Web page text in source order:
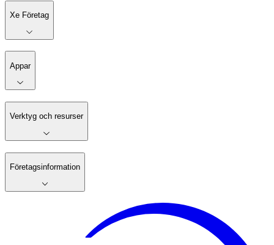
Xe Företag
Appar
Verktyg och resurser
Företagsinformation